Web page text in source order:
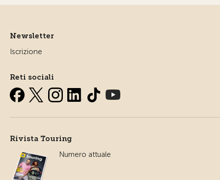
Newsletter
Iscrizione
Reti sociali
Rivista Touring
Numero attuale